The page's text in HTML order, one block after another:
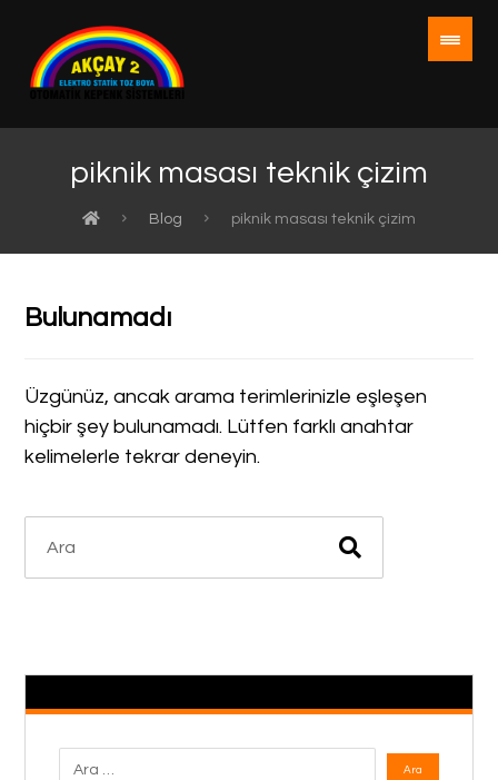
piknik masası teknik çizim
Blog piknik masası teknik çizim
Bulunamadı
Üzgünüz, ancak arama terimlerinizle eşleşen
hiçbir şey bulunamadı. Lütfen farklı anahtar
kelimelerle tekrar deneyin.